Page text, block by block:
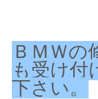
ＢＭＷ
も受け付
下さい。